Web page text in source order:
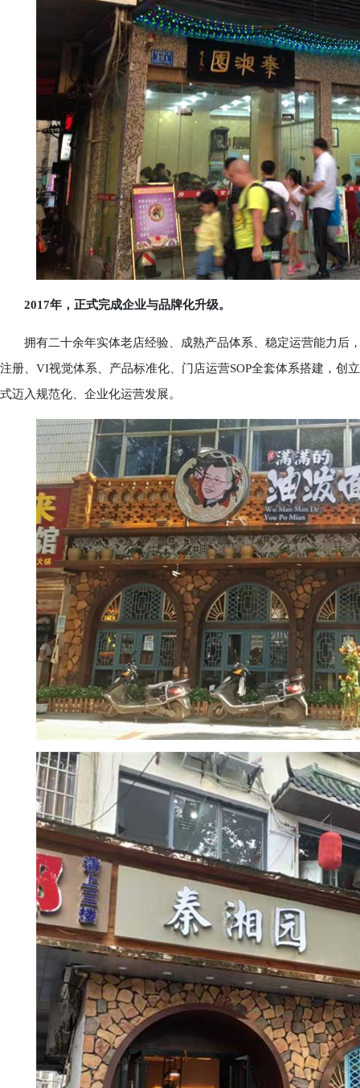
2017年，正式完成企业与品牌化升级。
拥有二十余年实体老店经验、成熟产品体系、稳定运营能力后
注册、VI视觉体系、产品标准化、门店运营SOP全套体系搭建，创
式迈入规范化、企业化运营发展。